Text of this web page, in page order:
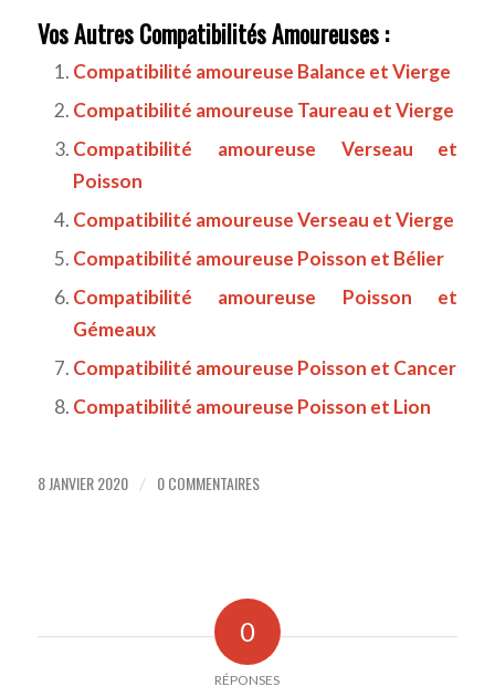
Vos Autres Compatibilités Amoureuses :
Compatibilité amoureuse Balance et Vierge
Compatibilité amoureuse Taureau et Vierge
Compatibilité amoureuse Verseau et
Poisson
Compatibilité amoureuse Verseau et Vierge
Compatibilité amoureuse Poisson et Bélier
Compatibilité amoureuse Poisson et
Gémeaux
Compatibilité amoureuse Poisson et Cancer
Compatibilité amoureuse Poisson et Lion
8 JANVIER 2020 / 0 COMMENTAIRES
0
RÉPONSES